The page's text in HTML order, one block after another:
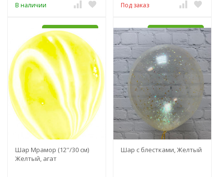
В наличии Под заказ
УЖЕ С HI-FLOAT
Шар Мрамор (12''/30 см)
Желтый, агат
УЖЕ С HI-FLOAT
Шар с блестками, Желтый